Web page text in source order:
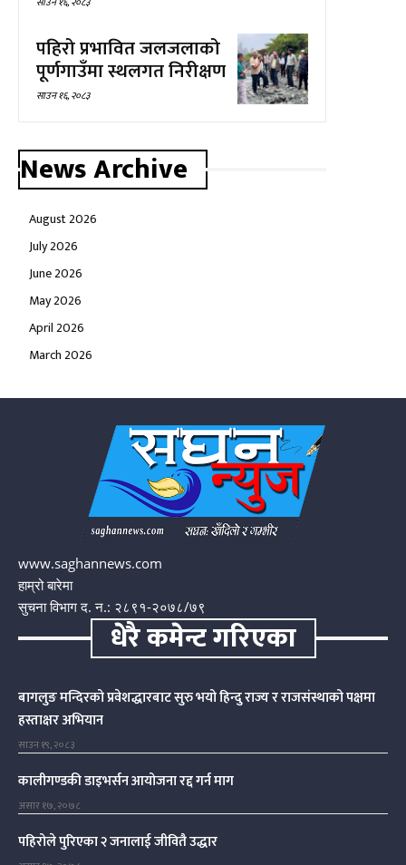
पहिरो प्रभावित जलजलाको
पूर्णगाउँमा स्थलगत निरीक्षण
साउन १६, २०८३
News Archive
August 2026
July 2026
June 2026
May 2026
April 2026
March 2026
www.saghannews.com
हाम्रो बारेमा
सुचना विभाग द. न.: २८९१-२०७८/७९
धेरै कमेन्ट गरिएका
बागलुङ मन्दिरको प्रवेशद्धारबाट सुरु भयो हिन्दु राज्य र राजसंस्थाको पक्षमा
हस्ताक्षर अभियान
साउन १९, २०८३
कालीगण्डकी डाइभर्सन आयोजना रद्द गर्न माग
असार १७, २०७८
पहिरोले पुरिएका २ जनालाई जीवितै उद्धार